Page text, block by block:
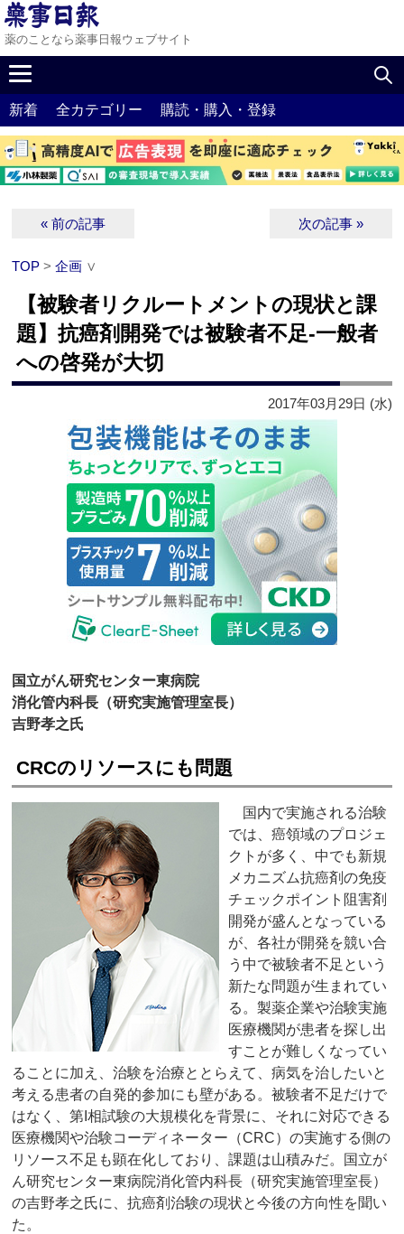
薬のことなら薬事日報ウェブサイト
新着 全カテゴリー 購読・購入・登録
« 前の記事 次の記事 »
TOP >企画 ∨
【被験者リクルートメントの現状と課
題】抗癌剤開発では被験者不足‐一般者
への啓発が大切
2017年03月29日 (水)
国立がん研究センター東病院
消化管内科長（研究実施管理室長）
吉野孝之氏
CRCのリソースにも問題
国内で実施される治験
では、癌領域のプロジェ
クトが多く、中でも新規
メカニズム抗癌剤の免疫
チェックポイント阻害剤
開発が盛んとなっている
が、各社が開発を競い合
う中で被験者不足という
新たな問題が生まれてい
る。製薬企業や治験実施
医療機関が患者を探し出
すことが難しくなってい
ることに加え、治験を治療ととらえて、病気を治したいと
考える患者の自発的参加にも壁がある。被験者不足だけで
はなく、第I相試験の大規模化を背景に、それに対応できる
医療機関や治験コーディネーター（CRC）の実施する側の
リソース不足も顕在化しており、課題は山積みだ。国立が
ん研究センター東病院消化管内科長（研究実施管理室長）
の吉野孝之氏に、抗癌剤治験の現状と今後の方向性を聞い
た。